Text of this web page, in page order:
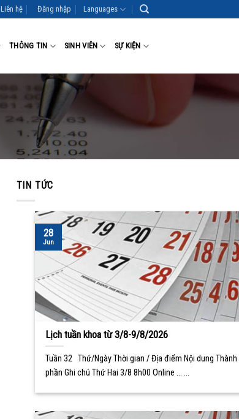
Liên hệ Đăng nhập Languages
THÔNG TIN SINH VIÊN SỰ KIỆN
TIN TỨC
Lịch tuần khoa từ 3/8-9/8/2026
Tuần 32 Thứ/Ngày Thời gian / Địa điểm Nội dung Thành
phần Ghi chú Thứ Hai 3/8 8h00 Online ... ...
28
Jun